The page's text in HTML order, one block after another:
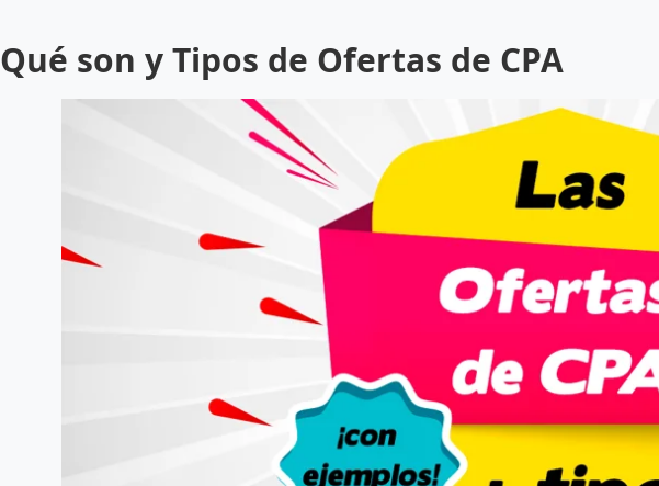
Qué son y Tipos de Ofertas de CPA